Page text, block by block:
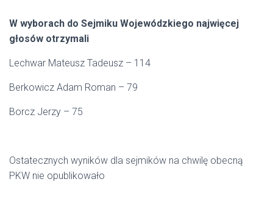
W wyborach do Sejmiku Wojewódzkiego najwięcej
głosów otrzymali
Lechwar Mateusz Tadeusz – 114
Berkowicz Adam Roman – 79
Borcz Jerzy – 75
Ostatecznych wyników dla sejmików na chwilę obecną
PKW nie opublikowało